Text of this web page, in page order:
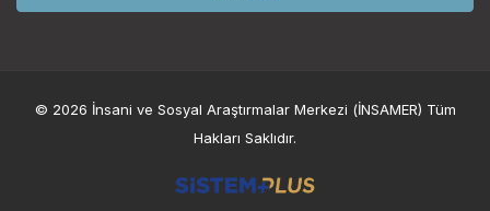
© 2026 İnsani ve Sosyal Araştırmalar Merkezi (İNSAMER) Tüm
Hakları Saklıdır.